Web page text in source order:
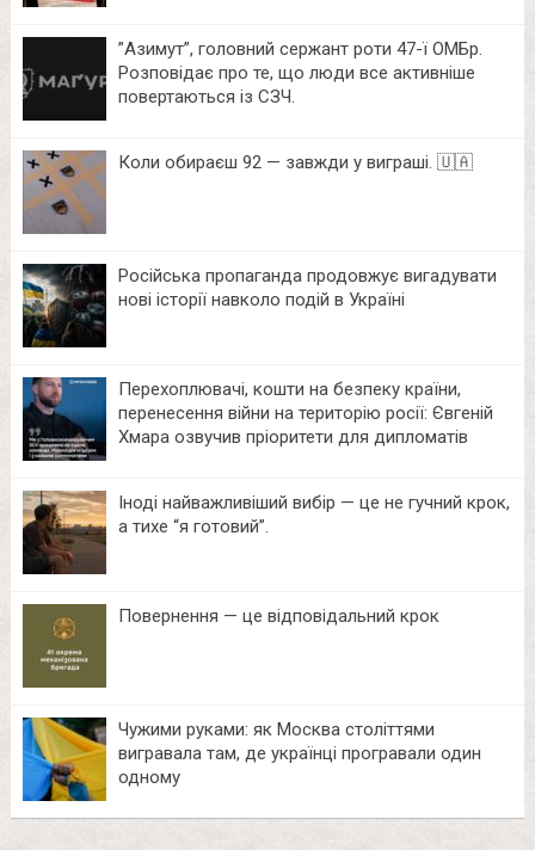
⁨”Азимут”, головний сержант роти 47-ї ОМБр.
Розповідає про те, що люди все активніше
повертаються із СЗЧ.
Коли обираєш 92 — завжди у виграші. 🇺🇦
Російська пропаганда продовжує вигадувати
нові історії навколо подій в Україні
Перехоплювачі, кошти на безпеку країни,
перенесення війни на територію росії: Євгеній
Хмара озвучив пріоритети для дипломатів
Іноді найважливіший вибір — це не гучний крок,
а тихе “я готовий”.
Повернення — це відповідальний крок
Чужими руками: як Москва століттями
вигравала там, де українці програвали один
одному